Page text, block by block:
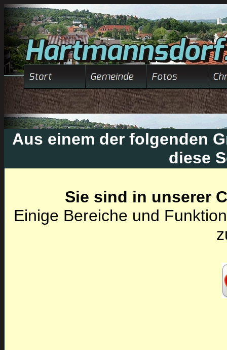
Aus einem der folgenden
diese
Sie sind in unserer
Einige Bereiche und